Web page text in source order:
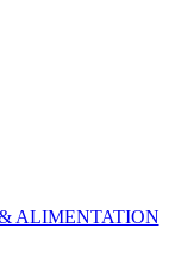
ALIMENTATION